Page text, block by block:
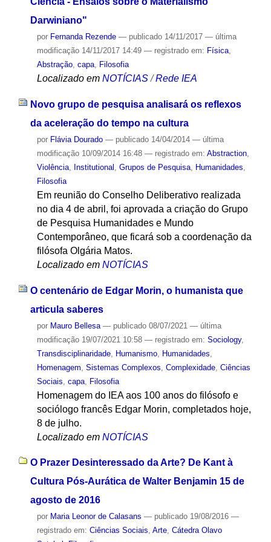
Darwiniano"
por Fernanda Rezende — publicado14/11/2017 — última
modificação14/11/2017 14:49 — registrado em: Física,
Abstração, capa, Filosofia
Localizado em NOTÍCIAS /Rede IEA
Novo grupo de pesquisa analisará os reflexos
da aceleração do tempo na cultura
por Flávia Dourado — publicado14/04/2014 — última
modificação10/09/2014 16:48 — registrado em: Abstraction,
Violência, Institutional , Grupos de Pesquisa, Humanidades,
Filosofia
Em reunião do Conselho Deliberativo realizada
no dia 4 de abril, foi aprovada a criação do Grupo
de Pesquisa Humanidades e Mundo
Contemporâneo, que ficará sob a coordenação da
filósofa Olgária Matos.
Localizado em NOTÍCIAS
O centenário de Edgar Morin, o humanista que
articula saberes
por Mauro Bellesa — publicado08/07/2021 — última
modificação19/07/2021 10:58 — registrado em: Sociology,
Transdisciplinaridade, Humanismo, Humanidades
Homenagem Sistemas Complexos Complexidade, Ciências
Sociais capa, Filosofia
Homenagem do IEA aos 100 anos do filósofo e
sociólogo francês Edgar Morin, completados hoje,
8 de julho.
Localizado em NOTÍCIAS
O Prazer Desinteressado da Arte? De Kant à
Cultura Pós-Aurática de Walter Benjamin 15 de
agosto de 2016
por Maria Leonor de Calasans — publicado19/08/2016 —
registrado em: Ciências Sociais, Arte, Cátedra Olavo